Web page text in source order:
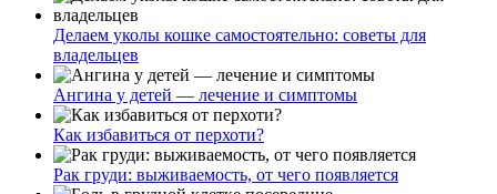
Делаем уколы кошке самостоятельно: советы для
владельцев
Ангина у детей — лечение и симптомы
Как избавиться от перхоти?
Рак груди: выживаемость, от чего появляется